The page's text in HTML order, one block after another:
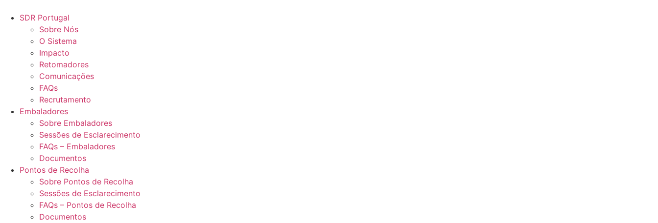
para
conteúdo
SDR Portugal
Sobre Nós
O Sistema
Impacto
Retomadores
Comunicações
FAQs
Recrutamento
Embaladores
Sobre Embaladores
Sessões de Esclarecimento
FAQs – Embaladores
Documentos
Pontos de Recolha
Sobre Pontos de Recolha
Sessões de Esclarecimento
FAQs – Pontos de Recolha
Documentos